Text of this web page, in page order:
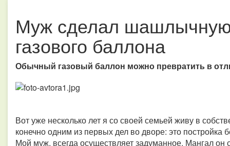
Муж сделал
газового баллона
Обычный газовый баллон можно превратить в
Вот уже несколько лет я со своей семьей живу в
конечно одним из первых дел во дворе: это постройка
Мой муж, всегда осуществляет задуманное. Мангал